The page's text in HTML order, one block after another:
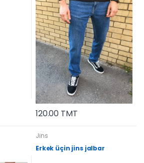
120.00 TMT
Jins
Erkek üçin jins jalbar